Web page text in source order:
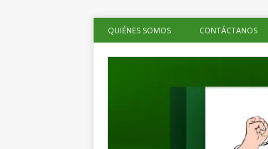
QUIÉNES SOMOS CONTÁCTANOS